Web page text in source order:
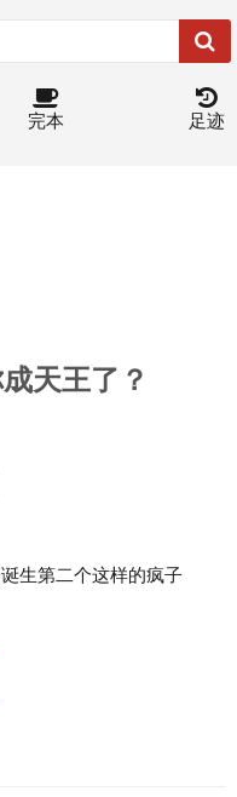
完本 足迹
天王了？
生第二个这样的疯子